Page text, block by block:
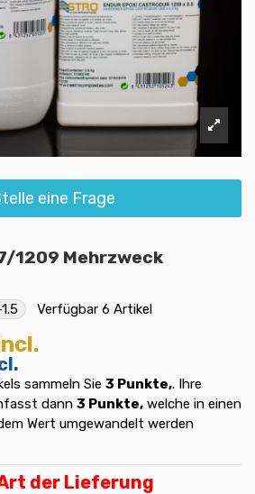
eine Frage
1209 Mehrzweck
Verfügbar 6 Artikel
sammeln Sie 3 Punkte,. Ihre
dann 3 Punkte, welche in einen
Wert umgewandelt werden
der Lieferung